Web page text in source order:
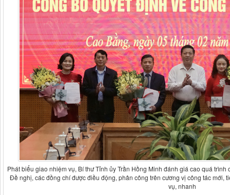
Phát biểu giao nhiệm vụ, Bí thư Tỉnh ủy Trần Hồng Minh đánh giá cao quá
Đề nghị, các đồng chí được điều động, phân công trên cương vị công tác mới,
vụ, nhanh